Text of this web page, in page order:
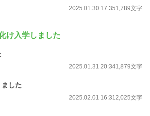
2025.01.30 17:351,789文字
け入学しました
2025.01.31 20:341,879文字
した
2025.02.01 16:312,025文字